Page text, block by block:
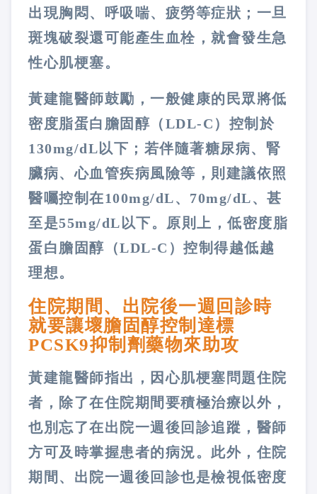
出現胸悶、呼吸喘、疲勞等症狀；一旦
斑塊破裂還可能產生血栓，就會發生急
性心肌梗塞。
黃建龍醫師鼓勵，一般健康的民眾將低
密度脂蛋白膽固醇（LDL-C）控制於
130mg/dL以下；若伴隨著糖尿病、腎
臟病、心血管疾病風險等，則建議依照
醫囑控制在100mg/dL、70mg/dL、甚
至是55mg/dL以下。原則上，低密度脂
蛋白膽固醇（LDL-C）控制得越低越
理想。
住院期間、出院後一週回診時
就要讓壞膽固醇控制達標
PCSK9抑制劑藥物來助攻
黃建龍醫師指出，因心肌梗塞問題住院
者，除了在住院期間要積極治療以外，
也別忘了在出院一週後回診追蹤，醫師
方可及時掌握患者的病況。此外，住院
期間、出院一週後回診也是檢視低密度